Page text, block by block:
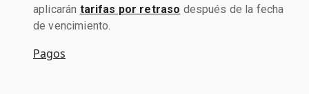
aplicarán tarifas por retraso después de la fecha
de vencimiento.
Pagos